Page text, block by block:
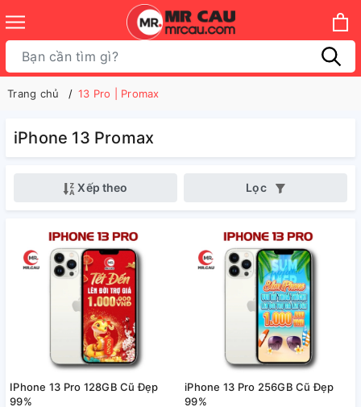
Trang chủ 13 Pro | Promax
iPhone 13 Promax
Xếp theo Lọc
IPhone 13 Pro 128GB Cũ Đẹp
99%
iPhone 13 Pro 256GB Cũ Đẹp
99%